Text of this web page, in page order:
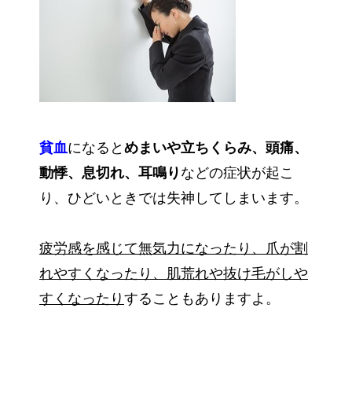
貧血になると めまいや立ちくらみ、頭痛、
動悸、息切れ、耳鳴り などの症状が起こ
り、ひどいときでは失神してしまいます。
疲労感を感じて無気力になったり、爪が割
れやすくなったり、肌荒れや抜け毛がしや
すくなったり することもありますよ。